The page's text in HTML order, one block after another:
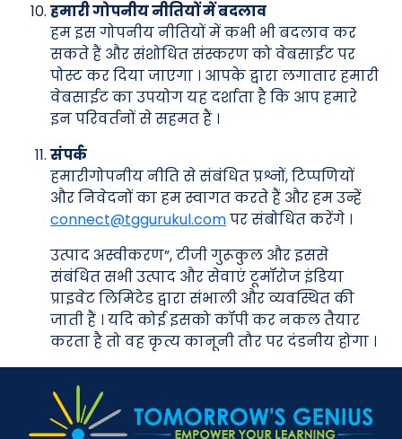
हमारी गोपनीय नीतियों में बदलाव
हम इस गोपनीय नीतियों में कभी भी बदलाव कर
सकते हैं और संशोधित संस्करण को वेबसाईट पर
पोस्ट कर दिया जाएगा । आपके द्वारा लगातार हमारी
वेबसाईट का उपयोग यह दर्शाता है कि आप हमारे
इन परिवर्तनों से सहमत हैं ।
संपर्क
हमारीगोपनीय नीति से संबंधित प्रश्नों, टिप्पणियों
और निवेदनों का हम स्वागत करते हैं और हम उन्हें
connect@tggurukul.comपर संबोधित करेंगे ।
उत्पाद अस्वीकरण”, टीजी गुरूकुल और इससे
संबंधित सभी उत्पाद और सेवाएं टूमॉरोज इंडिया
प्राइवेट लिमिटेड द्वारा संभाली और व्यवस्थित की
जाती हैं । यदि कोई इसको कॉपी कर नकल तैयार
करता है तो वह कृत्य कानूनी तौर पर दंडनीय होगा ।